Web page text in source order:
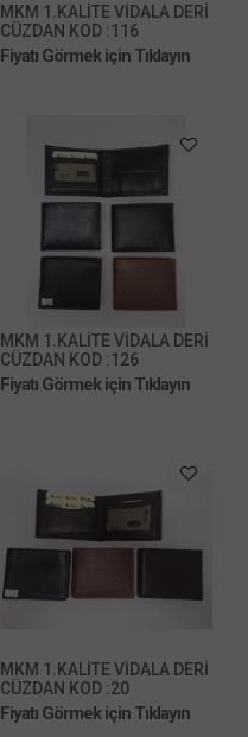
MKM 1.KALİTE VİDALA DERİ
CÜZDAN KOD :116
Fiyatı Görmek için Tıklayın
MKM 1.KALİTE VİDALA DERİ
CÜZDAN KOD :126
Fiyatı Görmek için Tıklayın
MKM 1.KALİTE VİDALA DERİ
CÜZDAN KOD :20
Fiyatı Görmek için Tıklayın